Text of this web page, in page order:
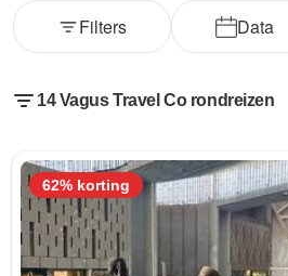
Data
Filters
14 Vagus Travel Co rondreizen
62% korting